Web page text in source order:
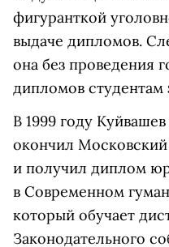
фигуранткой
выдаче дипломов.
она без проведения
дипломов студентам
В 1999 году
окончил
и получил диплом
в Современном
который обучает
Законодательного